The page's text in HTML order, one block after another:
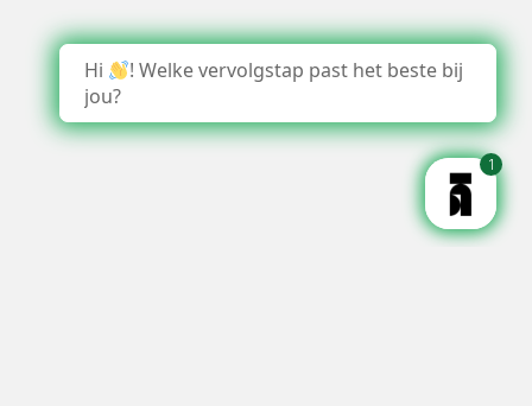
Hi
! Welke vervolgstap past het beste bij
jou?
1